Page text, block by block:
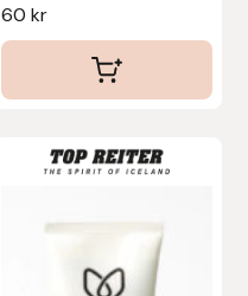
60 kr
produkten